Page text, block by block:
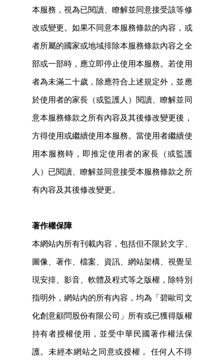
本服務，視為已閱讀、瞭解並同意接受該等修
改或變更。如果不同意本服務條款的內容，或
者所屬的國家或地域排除本服務條款內容之全
部或一部時，應立即停止使用本服務。若使用
者為未滿二十歲，除應符合上述規定外，並應
於使用者的家長（或監護人）閱讀、瞭解並同
意本服務條款之所有內容及其後修改變更後，
方得使用或繼續使用本服務。當使用者繼續使
用本服務時，即推定使用者的家長（或監護
人）已閱讀、瞭解並同意接受本服務條款之所
有內容及其後修改變更。
著作權保障
本網站內所有刊載內容，包括但不限於文字、
圖像、著作、檔案、資訊、網站架構、視覺呈
現安排、影音、軟體及程式等之版權，除特別
指明外，網站內的所有內容，均為「碧歐司文
化創意顧問股份有限公司」所有或已獲得版權
持有者授權使用，並受中華民國著作權法保
護。未經本網站之同意或授權， 任何人不得